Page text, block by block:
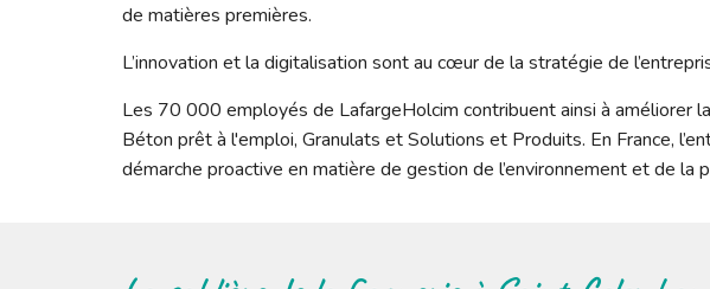
de matières premières.
L’innovation et la digitalisation sont au cœur de la stratégie de
Les 70 000 employés de LafargeHolcim contribuent ainsi à améliorer
Béton prêt à l'emploi, Granulats et Solutions et Produits. En France,
démarche proactive en matière de gestion de l’environnement et de